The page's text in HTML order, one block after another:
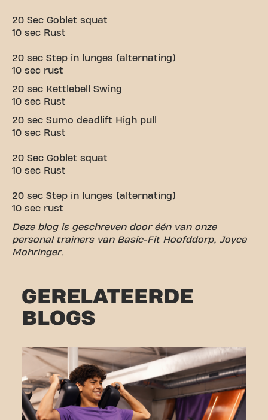
20 Sec Goblet squat
10 sec Rust
20 sec Step in lunges (alternating)
10 sec rust
20 sec Kettlebell Swing
10 sec Rust
20 sec Sumo deadlift High pull
10 sec Rust
20 Sec Goblet squat
10 sec Rust
20 sec Step in lunges (alternating)
10 sec rust
Deze blog is geschreven door één van onze
personal trainers van Basic-Fit Hoofddorp, Joyce
Mohringer.
GERELATEERDE
BLOGS